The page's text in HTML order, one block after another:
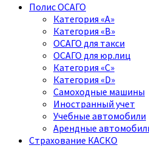
Полис ОСАГО
Категория «A»
Категория «B»
ОСАГО для такси
ОСАГО для юр.лиц
Категория «C»
Категория «D»
Самоходные машины
Иностранный учет
Учебные автомобили
Арендные
Страхование КАСКО